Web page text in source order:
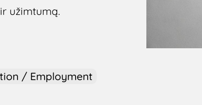
/ Employment
užimtumą.